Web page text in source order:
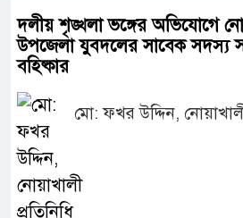
দলীয় শৃঙ্খলা ভঙ্গের অভিযোগে
উপজেলা যুবদলের সাবেক সদস্য
বহিষ্কার
মো: ফখর উদ্দিন,